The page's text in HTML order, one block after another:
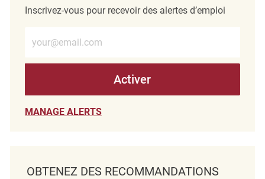
Inscrivez-vous pour recevoir des alertes d’emploi
Activer
MANAGE ALERTS
OBTENEZ DES RECOMMANDATIONS